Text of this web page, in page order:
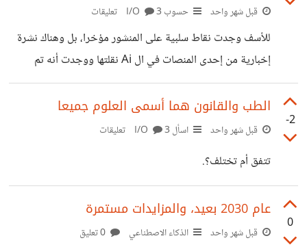
أوراقك البحثية، واحتفظ بأكوادك لنفسي أخي العزيز، سوق العمل
رايح في داهية :) زيندو هي منصة أخرى تؤدي نفس الغرض،
لكنها أسرع في التوثيق وتسجيل الأسبقية، كما أنها تدعم النشر
قبل شهر واحد حسوب I/O 3 تعليقات
للأسف وجدت نقاط سلبية على المنشور مؤخرا، بل وهناك نشرة
إخبارية من إحدى المنصات في ال Ai نقلتها ووجدت أنه تم
حذفها. هل من نصائح؟ وهل هناك رابط للاطلاع على شروط أو
سياسات النشر؟!!. نظرا لكوني جديد على حسوب.
-2
الطب والقانون هما أسمى العلوم جميعا
قبل شهر واحد اسأل I/O 3 تعليقات
تتفق أم تختلف؟.
0
عام 2030 بعيد، والمزايدات مستمرة
قبل شهر واحد الذكاء الاصطناعي